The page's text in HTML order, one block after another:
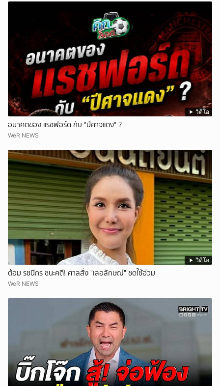
วิดีโอ
อนาคตของ แรชฟอร์ด กับ "ปีศาจแดง" ?
WeR NEWS
วิดีโอ
ต้อม รชนีกร ชนะคดี! ศาลสั่ง "เลอลักษณ์" ชดใช้อ่วม
WeR NEWS